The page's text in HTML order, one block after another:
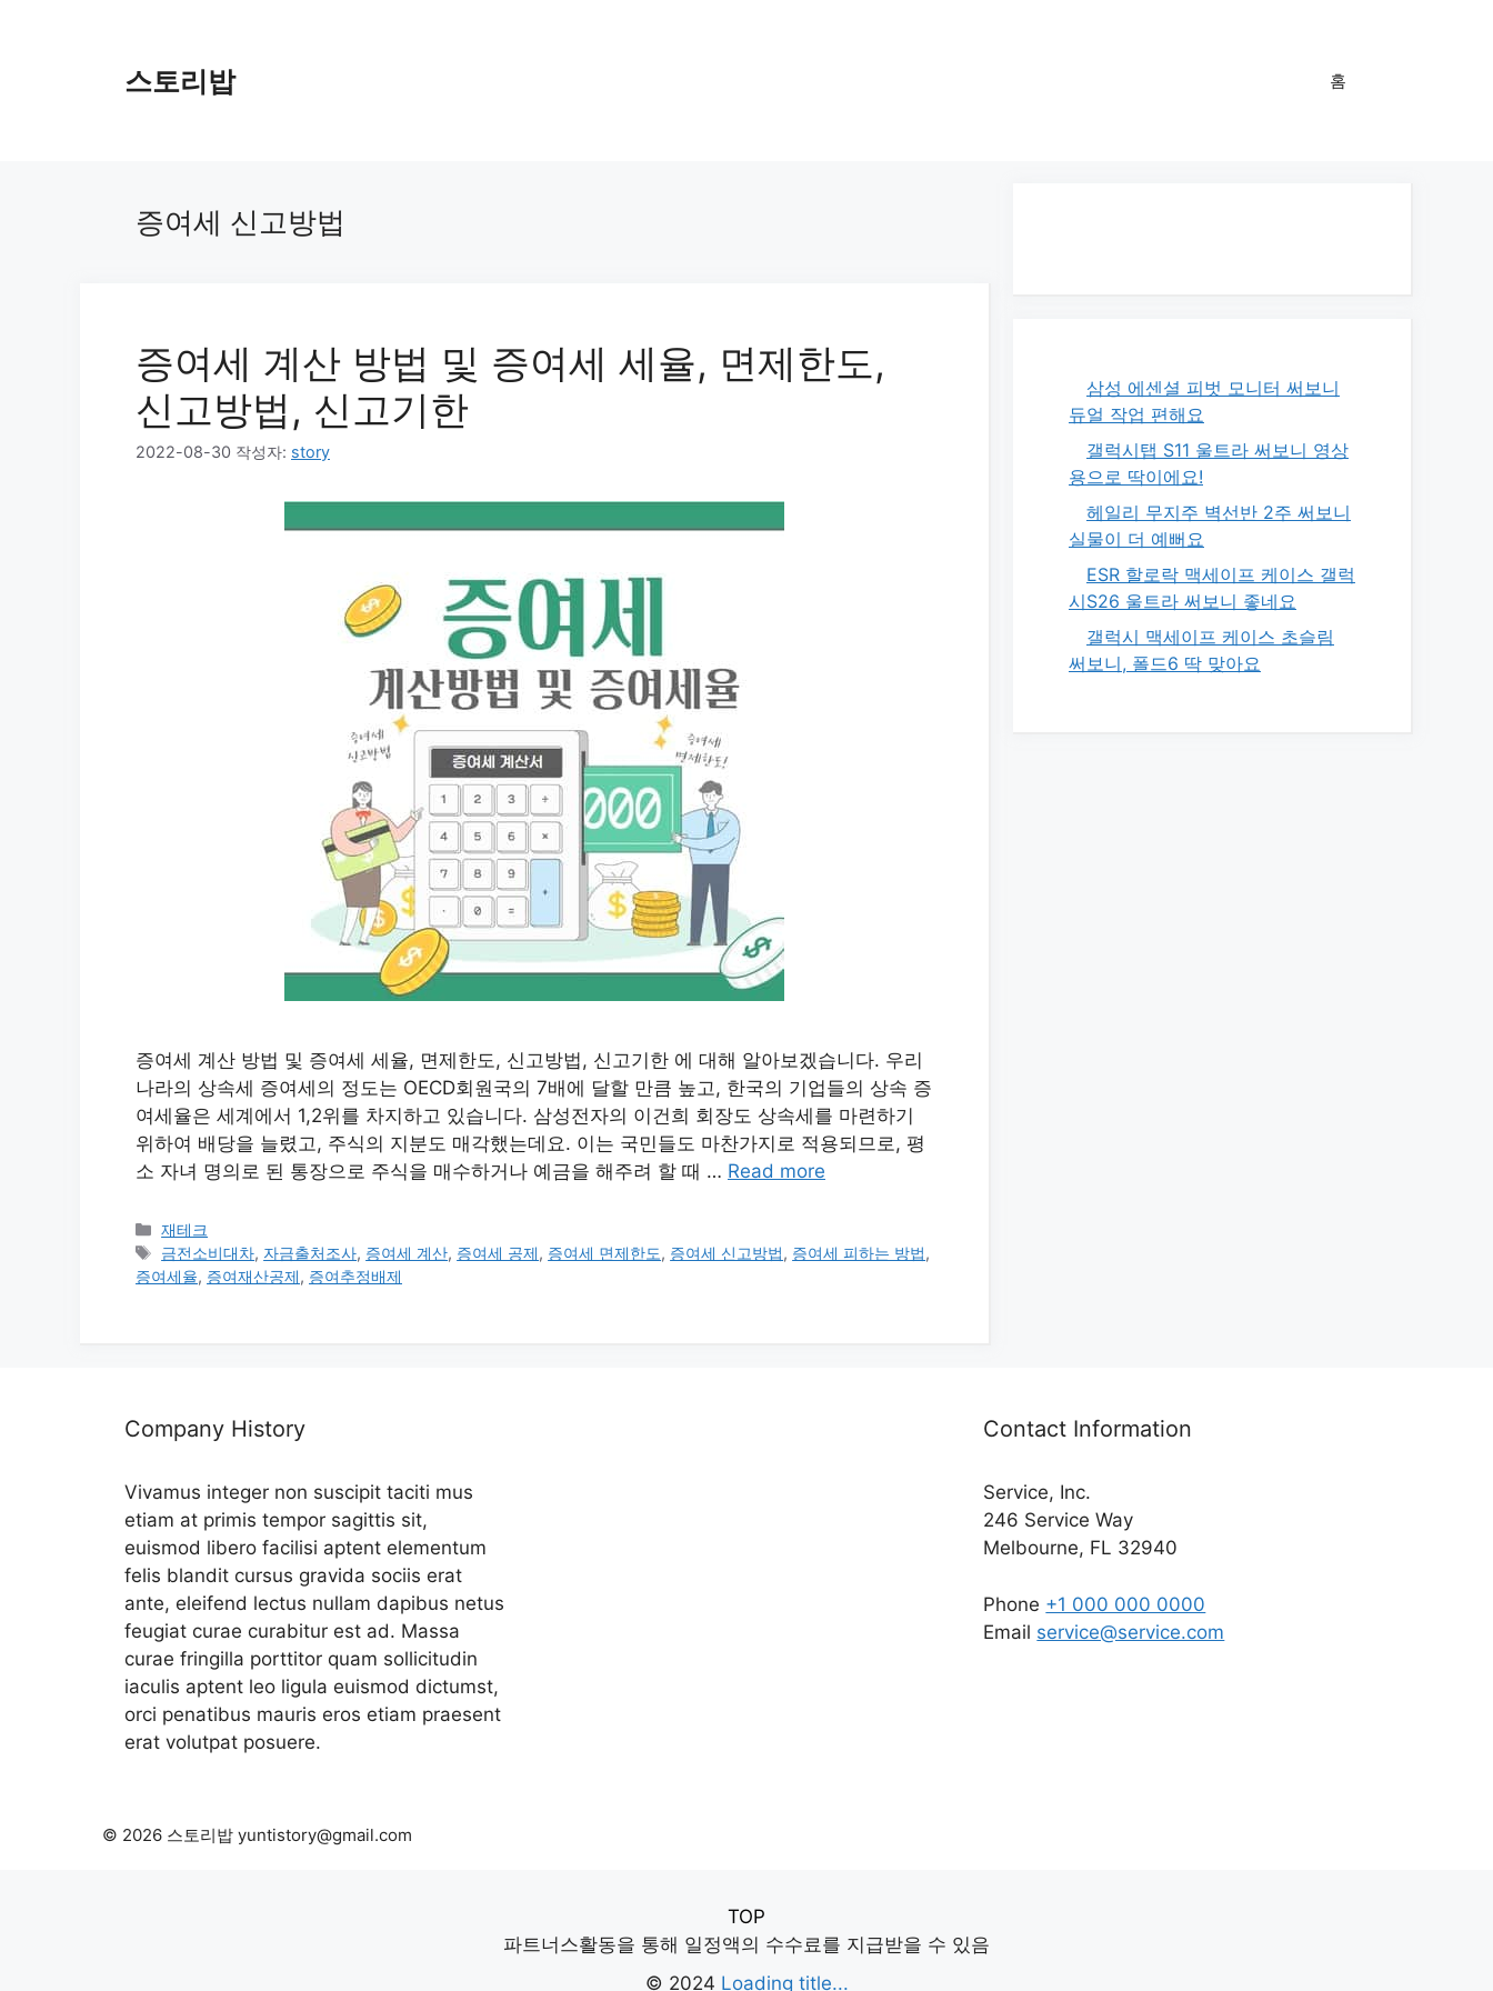
스토리밥 홈
증여세 신고방법
증여세 계산 방법 및 증여세 세율, 면제한도,
신고방법, 신고기한
2022-08-30 작성자: story
증여세 계산 방법 및 증여세 세율, 면제한도, 신고방법, 신고기한 에 대해 알아보겠습니다. 우리
나라의 상속세 증여세의 정도는 OECD회원국의 7배에 달할 만큼 높고, 한국의 기업들의 상속 증
여세율은 세계에서 1,2위를 차지하고 있습니다. 삼성전자의 이건희 회장도 상속세를 마련하기
위하여 배당을 늘렸고, 주식의 지분도 매각했는데요. 이는 국민들도 마찬가지로 적용되므로, 평
소 자녀 명의로 된 통장으로 주식을 매수하거나 예금을 해주려 할 때 … Read more
카
테
고
재테크
태
그
금전소비대차, 자금출처조사, 증여세 계산, 증여세 공제, 증여세 면제한도, 증여세 신고방법, 증여세 피하는 방법,
증여세율, 증여재산공제, 증여추정배제
삼성 에센셜 피벗 모니터 써보니
듀얼 작업 편해요
갤럭시탭 S11 울트라 써보니 영상
용으로 딱이에요!
헤일리 무지주 벽선반 2주 써보니
실물이 더 예뻐요
ESR 할로락 맥세이프 케이스 갤럭
시S26 울트라 써보니 좋네요
갤럭시 맥세이프 케이스 초슬림
써보니, 폴드6 딱 맞아요
Company History
Vivamus integer non suscipit taciti mus
etiam at primis tempor sagittis sit,
euismod libero facilisi aptent elementum
felis blandit cursus gravida sociis erat
ante, eleifend lectus nullam dapibus netus
feugiat curae curabitur est ad. Massa
curae fringilla porttitor quam sollicitudin
iaculis aptent leo ligula euismod dictumst,
orci penatibus mauris eros etiam praesent
erat volutpat posuere.
Contact Information
Service, Inc.
246 Service Way
Melbourne, FL 32940
Phone +1 000 000 0000
Email service@service.com
© 2026 스토리밥 yuntistory@gmail.com
TOP
파트너스활동을 통해 일정액의 수수료를 지급받을 수 있음
© 2024 Loading title...